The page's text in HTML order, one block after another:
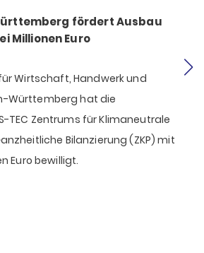
fördert Ausbau
Millionen Euro
Wirtschaft, Handwerk und
Württemberg hat die
TEC Zentrums für Klimaneutrale
Bilanzierung (ZKP) mit
Euro bewilligt.